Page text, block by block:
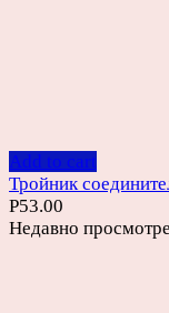
Add to cart
Тройник
Р53.00
Недавно